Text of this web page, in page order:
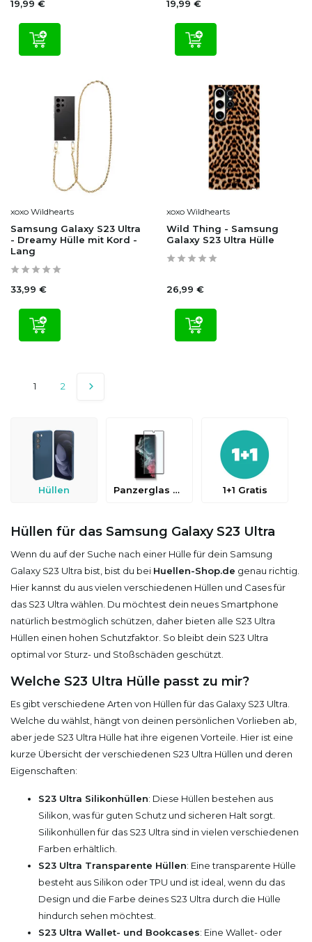
19,99 € 19,99 €
xoxo Wildhearts
Samsung Galaxy S23 Ultra
- Dreamy Hülle mit Kord -
Lang
33,99 €
xoxo Wildhearts
Wild Thing - Samsung
Galaxy S23 Ultra Hülle
26,99 €
1 2
Hüllen Panzerglas & Schutzfolien 1+1 Gratis
Hüllen für das Samsung Galaxy S23 Ultra
Wenn du auf der Suche nach einer Hülle für dein Samsung
Galaxy S23 Ultra bist, bist du bei Huellen-Shop.de genau richtig.
Hier kannst du aus vielen verschiedenen Hüllen und Cases für
das S23 Ultra wählen. Du möchtest dein neues Smartphone
natürlich bestmöglich schützen, daher bieten alle S23 Ultra
Hüllen einen hohen Schutzfaktor. So bleibt dein S23 Ultra
optimal vor Sturz- und Stoßschäden geschützt.
Welche S23 Ultra Hülle passt zu mir?
Es gibt verschiedene Arten von Hüllen für das Galaxy S23 Ultra.
Welche du wählst, hängt von deinen persönlichen Vorlieben ab,
aber jede S23 Ultra Hülle hat ihre eigenen Vorteile. Hier ist eine
kurze Übersicht der verschiedenen S23 Ultra Hüllen und deren
Eigenschaften:
S23 Ultra Silikonhüllen: Diese Hüllen bestehen aus
Silikon, was für guten Schutz und sicheren Halt sorgt.
Silikonhüllen für das S23 Ultra sind in vielen verschiedenen
Farben erhältlich.
S23 Ultra Transparente Hüllen: Eine transparente Hülle
besteht aus Silikon oder TPU und ist ideal, wenn du das
Design und die Farbe deines S23 Ultra durch die Hülle
hindurch sehen möchtest.
S23 Ultra Wallet- und Bookcases: Eine Wallet- oder